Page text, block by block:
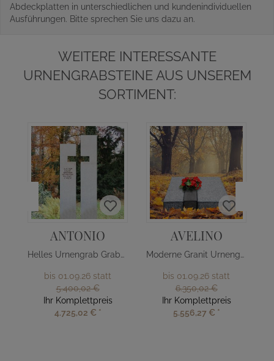
Abdeckplatten in unterschiedlichen und kundenindividuellen
Ausführungen. Bitte sprechen Sie uns dazu an.
WEITERE INTERESSANTE
URNENGRABSTEINE AUS UNSEREM
SORTIMENT:
ANTONIO
Helles Urnengrab Grabmal mit Kreuz
bis 01.09.26 statt
5.400,02 €
Ihr Komplettpreis
4.725,02 € *
AVELINO
Moderne Granit Urnengrab Liegeplatte
bis 01.09.26 statt
6.350,02 €
Ihr Komplettpreis
5.556,27 € *